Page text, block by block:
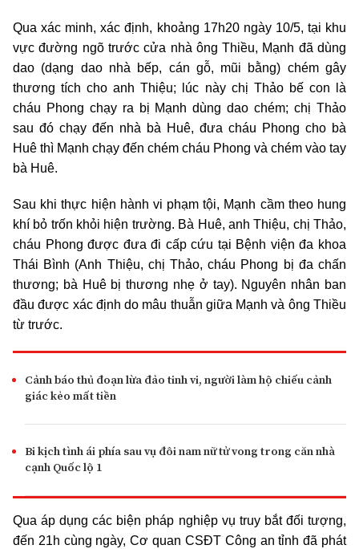
Qua xác minh, xác định, khoảng 17h20 ngày 10/5, tại khu
vực đường ngõ trước cửa nhà ông Thiều, Mạnh đã dùng
dao (dạng dao nhà bếp, cán gỗ, mũi bằng) chém gây
thương tích cho anh Thiệu; lúc này chị Thảo bế con là
cháu Phong chạy ra bị Mạnh dùng dao chém; chị Thảo
sau đó chạy đến nhà bà Huê, đưa cháu Phong cho bà
Huê thì Mạnh chạy đến chém cháu Phong và chém vào tay
bà Huê.
Sau khi thực hiện hành vi phạm tội, Mạnh cầm theo hung
khí bỏ trốn khỏi hiện trường. Bà Huê, anh Thiệu, chị Thảo,
cháu Phong được đưa đi cấp cứu tại Bệnh viện đa khoa
Thái Bình (Anh Thiệu, chị Thảo, cháu Phong bị đa chấn
thương; bà Huê bị thương nhẹ ở tay). Nguyên nhân ban
đầu được xác định do mâu thuẫn giữa Mạnh và ông Thiều
từ trước.
Cảnh báo thủ đoạn lừa đảo tinh vi, người làm hộ chiếu cảnh
giác kẻo mất tiền
Bi kịch tình ái phía sau vụ đôi nam nữ tử vong trong căn nhà
cạnh Quốc lộ 1
Qua áp dụng các biện pháp nghiệp vụ truy bắt đối tượng,
đến 21h cùng ngày, Cơ quan CSĐT Công an tỉnh đã phát